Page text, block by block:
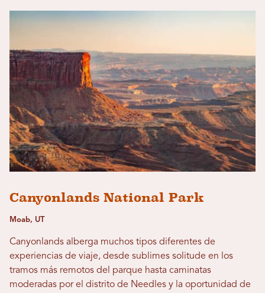
Canyonlands National Park
Moab, UT
Canyonlands alberga muchos tipos diferentes de
experiencias de viaje, desde sublimes solitude en los
tramos más remotos del parque hasta caminatas
moderadas por el distrito de Needles y la oportunidad de